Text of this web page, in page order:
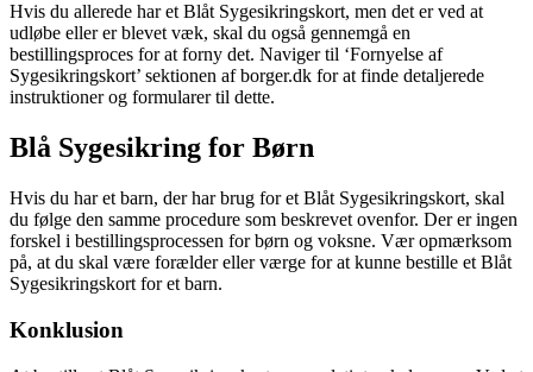
Hvis du allerede har et Blåt Sygesikringskort, men det er ved at
udløbe eller er blevet væk, skal du også gennemgå en
bestillingsproces for at forny det. Naviger til ‘Fornyelse af
Sygesikringskort’ sektionen af borger.dk for at finde detaljerede
instruktioner og formularer til dette.
Blå Sygesikring for Børn
Hvis du har et barn, der har brug for et Blåt Sygesikringskort, skal
du følge den samme procedure som beskrevet ovenfor. Der er ingen
forskel i bestillingsprocessen for børn og voksne. Vær opmærksom
på, at du skal være forælder eller værge for at kunne bestille et Blåt
Sygesikringskort for et barn.
Konklusion